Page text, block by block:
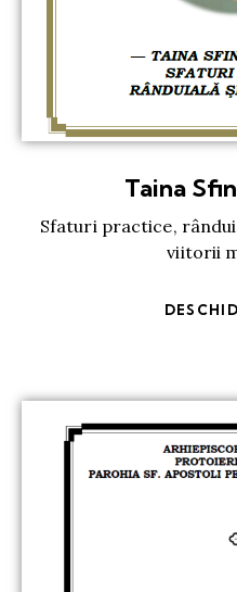
Taina
Sfaturi practice,
viitorii